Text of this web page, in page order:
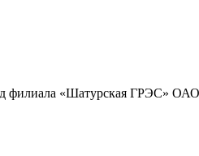
филиала «Шатурская ГРЭС»